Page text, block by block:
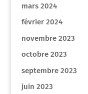
mars 2024
février 2024
novembre 2023
octobre 2023
septembre 2023
juin 2023